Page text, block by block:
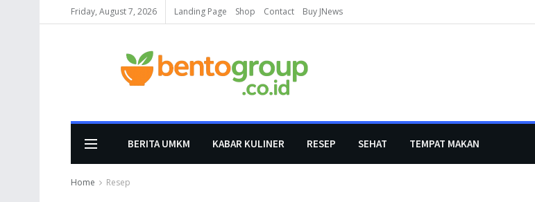
Friday, August 7, 2026 Landing Page Shop Contact Buy JNews
BERITA UMKM KABAR KULINER RESEP SEHAT TEMPAT MAKAN
Home Resep